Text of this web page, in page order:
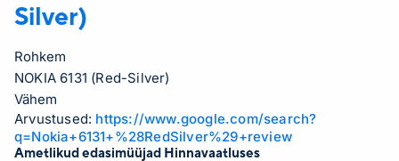
Silver)
Rohkem
NOKIA 6131 (Red-Silver)
Vähem
Arvustused: https://www.google.com/search?
q=Nokia+6131+%28RedSilver%29+review
Ametlikud edasimüüjad Hinnavaatluses